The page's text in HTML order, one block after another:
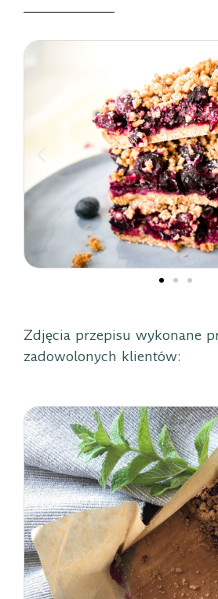
Zdjęcia przepisu wykonane
zadowolonych klientów: